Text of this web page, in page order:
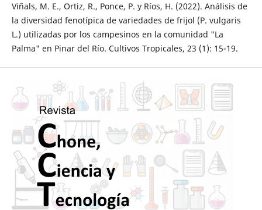
Viñals, M. E., Ortiz, R., Ponce, P. y Ríos, H. (2022). Análisis de
la diversidad fenotípica de variedades de frijol (P. vulgaris
L.) utilizadas por los campesinos en la comunidad "La
Palma" en Pinar del Río. Cultivos Tropicales, 23 (1): 15-19.